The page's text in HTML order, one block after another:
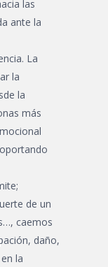
las
ante la
La
la
la
más
de un
caemos
daño,
la